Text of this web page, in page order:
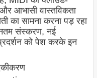
आभासी वास्तविकता
का सामना करना पड़ रहा
संस्करण, नई
को पेश करके इन